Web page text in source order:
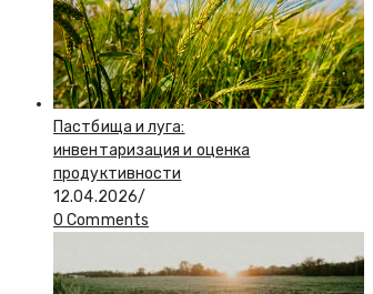
Пастбища и луга:
инвентаризация и оценка
продуктивности
12.04.2026/
0 Comments